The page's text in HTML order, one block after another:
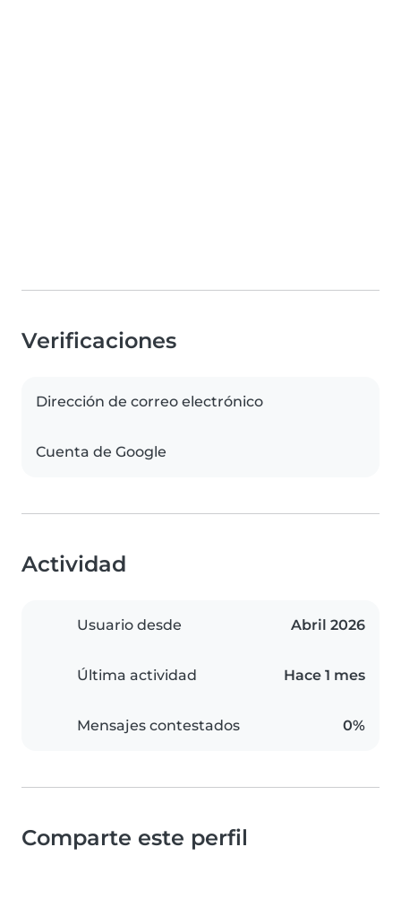
Verificaciones
Dirección de correo electrónico
Cuenta de Google
Actividad
Usuario desde Abril 2026
Última actividad Hace 1 mes
Mensajes contestados 0%
Comparte este perfil